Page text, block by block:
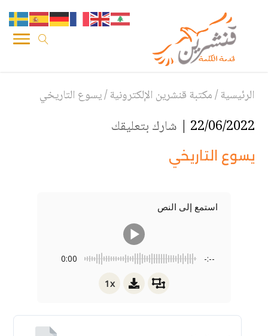
الرئيسية/مكتبة قنشرين الإلكترونية/يسوع التاريخي
22/06/2022 | شارك بتعليقك
يسوع التاريخي
استمع إلى النص
0:00 -:--
1x